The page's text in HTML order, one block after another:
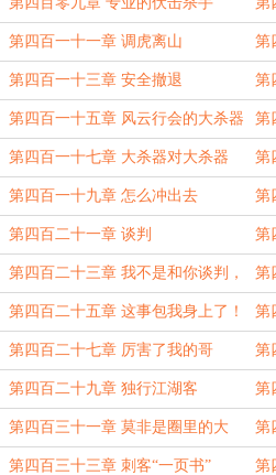
第四百一十一章 调虎离山 第
第四百一十三章 安全撤退 第
第四百一十五章 风云行会的大杀器 第
第四百一十七章 大杀器对大杀器 第
底。
第四百一十九章 怎么冲出去 第
第四百二十一章 谈判 第
第四百二十三章 我不是和你谈判，
我这是警告。
第
第四百二十五章 这事包我身上了！ 第
第四百二十七章 厉害了我的哥 第
第四百二十九章 独行江湖客 第
第四百三十一章 莫非是圈里的大
神？
第
第四百三十三章 刺客“一页书” 第